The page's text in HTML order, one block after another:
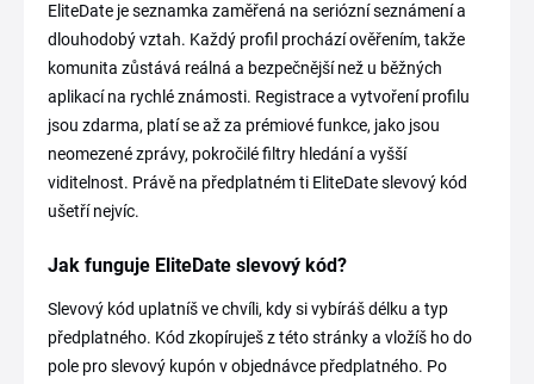
EliteDate je seznamka zaměřená na seriózní seznámení a
dlouhodobý vztah. Každý profil prochází ověřením, takže
komunita zůstává reálná a bezpečnější než u běžných
aplikací na rychlé známosti. Registrace a vytvoření profilu
jsou zdarma, platí se až za prémiové funkce, jako jsou
neomezené zprávy, pokročilé filtry hledání a vyšší
viditelnost. Právě na předplatném ti EliteDate slevový kód
ušetří nejvíc.
Jak funguje EliteDate slevový kód?
Slevový kód uplatníš ve chvíli, kdy si vybíráš délku a typ
předplatného. Kód zkopíruješ z této stránky a vložíš ho do
pole pro slevový kupón v objednávce předplatného. Po